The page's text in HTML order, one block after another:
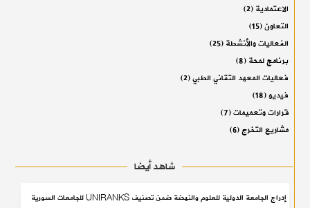
الاعتمادية(2)
التعاون(15)
الفعاليات والأنشطة(25)
برنامج لمحة(8)
فعاليات المعهد التقاني الطبي(2)
فيديو(18)
قرارات وتعميمات(7)
مشاريع التخرج(6)
شاهد أيضا
إدراج الجامعة الدولية للعلوم والنهضة ضمن تصنيف UNIRANKS للجامعات السورية